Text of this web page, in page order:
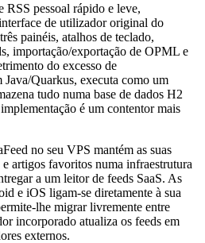
RSS pessoal rápido e leve,
de utilizador original do
painéis, atalhos de teclado,
importação/exportação de OPML e
do excesso de
Quarkus, executa como um
tudo numa base de dados H2
é um contentor mais
no seu VPS mantém as suas
artigos favoritos numa infraestrutura
a um leitor de feeds SaaS. As
e iOS ligam-se diretamente à sua
lhe migrar livremente entre
incorporado atualiza os feeds em
externos.